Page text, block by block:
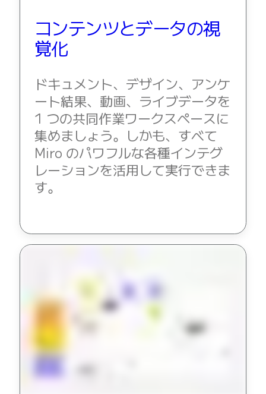
コンテンツとデータの視
覚化
ドキュメント、デザイン、アンケ
ート結果、動画、ライブデータを
1 つの共同作業ワークスペースに
集めましょう。しかも、すべて
Miro のパワフルな各種インテグ
レーションを活用して実行できま
す。